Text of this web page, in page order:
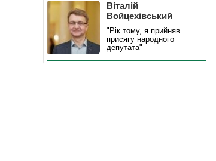
Віталій
Войцехівський
"Рік тому, я прийняв
присягу народного
депутата"